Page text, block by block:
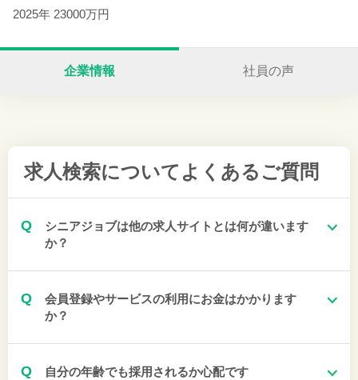
2025年 23000万円
企業情報 社員の声
求人検索について よくあるご質問
Q
シニアジョブは他の求人サイトとは何が違います
か？
Q
会員登録やサービスの利用にお金はかかります
か？
Q 自分の年齢でも採用されるか心配です